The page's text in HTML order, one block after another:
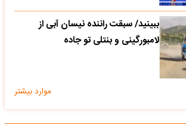
ببینید/ سبقت راننده نیسان آبی از
لامبورگینی و بنتلی تو جاده
موارد بیشتر